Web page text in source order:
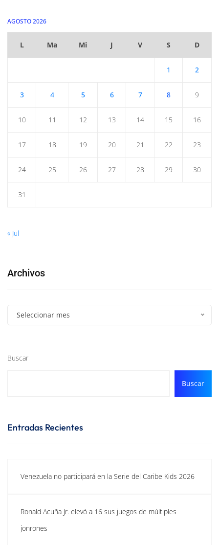
AGOSTO 2026
L Ma Mi J V S D
1 2
3 4 5 6 7 8 9
10 11 12 13 14 15 16
17 18 19 20 21 22 23
24 25 26 27 28 29 30
31
« Jul
Archivos
Seleccionar mes
Buscar
Buscar
Entradas Recientes
Venezuela no participará en la Serie del Caribe Kids 2026
Ronald Acuña Jr. elevó a 16 sus juegos de múltiples
jonrones